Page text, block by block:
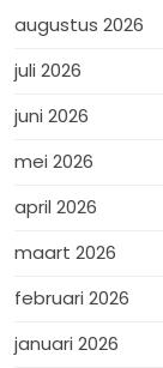
augustus 2026
juli 2026
juni 2026
mei 2026
april 2026
maart 2026
februari 2026
januari 2026